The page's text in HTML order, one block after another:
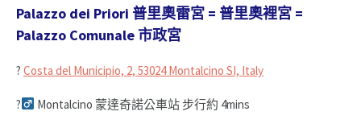
Palazzo dei Priori 普里奧雷宮 = 普里奧裡宮 =
Palazzo Comunale 市政宮
? Costa del Municipio, 2, 53024 Montalcino SI, Italy
?‍ Montalcino 蒙達奇諾公車站 步行約 4mins